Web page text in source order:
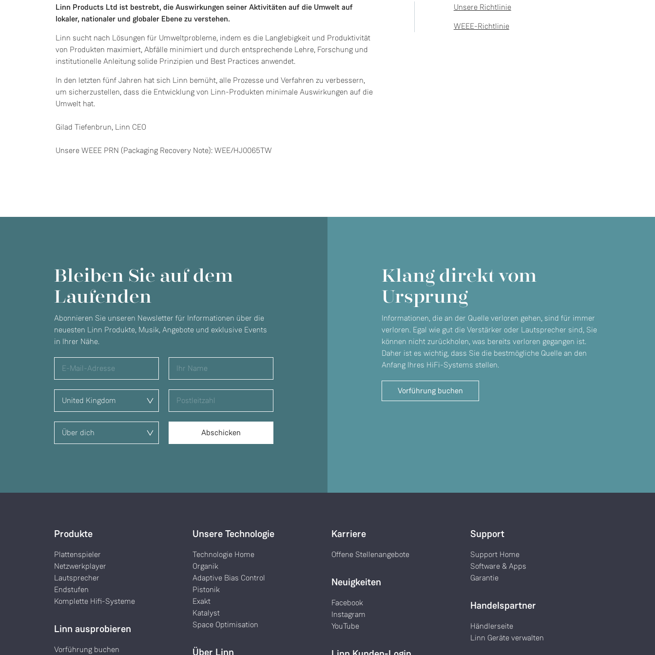
Sind Sie derzeit in Besitz eines oder mehrerer Linn
Linn Products Ltd ist bestrebt, die Auswirkungen seiner Aktivitäten auf die Umwelt auf
lokaler, nationaler und globaler Ebene zu verstehen.
Linn sucht nach Lösungen für Umweltprobleme, indem es die Langlebigkeit und Produktivität
von Produkten maximiert, Abfälle minimiert und durch entsprechende Lehre, Forschung und
institutionelle Anleitung solide Prinzipien und Best Practices anwendet.
In den letzten fünf Jahren hat sich Linn bemüht, alle Prozesse und Verfahren zu verbessern,
um sicherzustellen, dass die Entwicklung von Linn-Produkten minimale Auswirkungen auf die
Umwelt hat.
Gilad Tiefenbrun, Linn CEO
Unsere WEEE PRN (Packaging Recovery Note): WEE/HJ0065TW
Unsere Richtlinie
WEEE-Richtlinie
Bleiben Sie auf dem
Laufenden
Abonnieren Sie unseren Newsletter für Informationen über die
neuesten Linn Produkte, Musik, Angebote und exklusive Events
in Ihrer Nähe.
Klang direkt vom
Ursprung
Informationen, die an der Quelle verloren gehen, sind für immer
verloren. Egal wie gut die Verstärker oder Lautsprecher sind, Sie
können nicht zurückholen, was bereits verloren gegangen ist.
Daher ist es wichtig, dass Sie die bestmögliche Quelle an den
Anfang Ihres HiFi-Systems stellen.
Vorführung buchen
Produkte
Plattenspieler
Netzwerkplayer
Lautsprecher
Endstufen
Komplette Hifi-Systeme
Linn ausprobieren
Vorführung buchen
Unsere Technologie
Technologie Home
Organik
Adaptive Bias Control
Pistonik
Exakt
Katalyst
Space Optimisation
Über Linn
Karriere
Offene Stellenangebote
Neuigkeiten
Facebook
Instagram
YouTube
Support
Support Home
Software & Apps
Garantie
Handelspartner
Händlerseite
Linn Geräte verwalten